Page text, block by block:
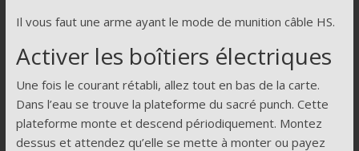
Il vous faut une arme ayant le mode de munition câble HS.
Activer les boîtiers électriques
Une fois le courant rétabli, allez tout en bas de la carte.
Dans l’eau se trouve la plateforme du sacré punch. Cette
plateforme monte et descend périodiquement. Montez
dessus et attendez qu’elle se mette à monter ou payez